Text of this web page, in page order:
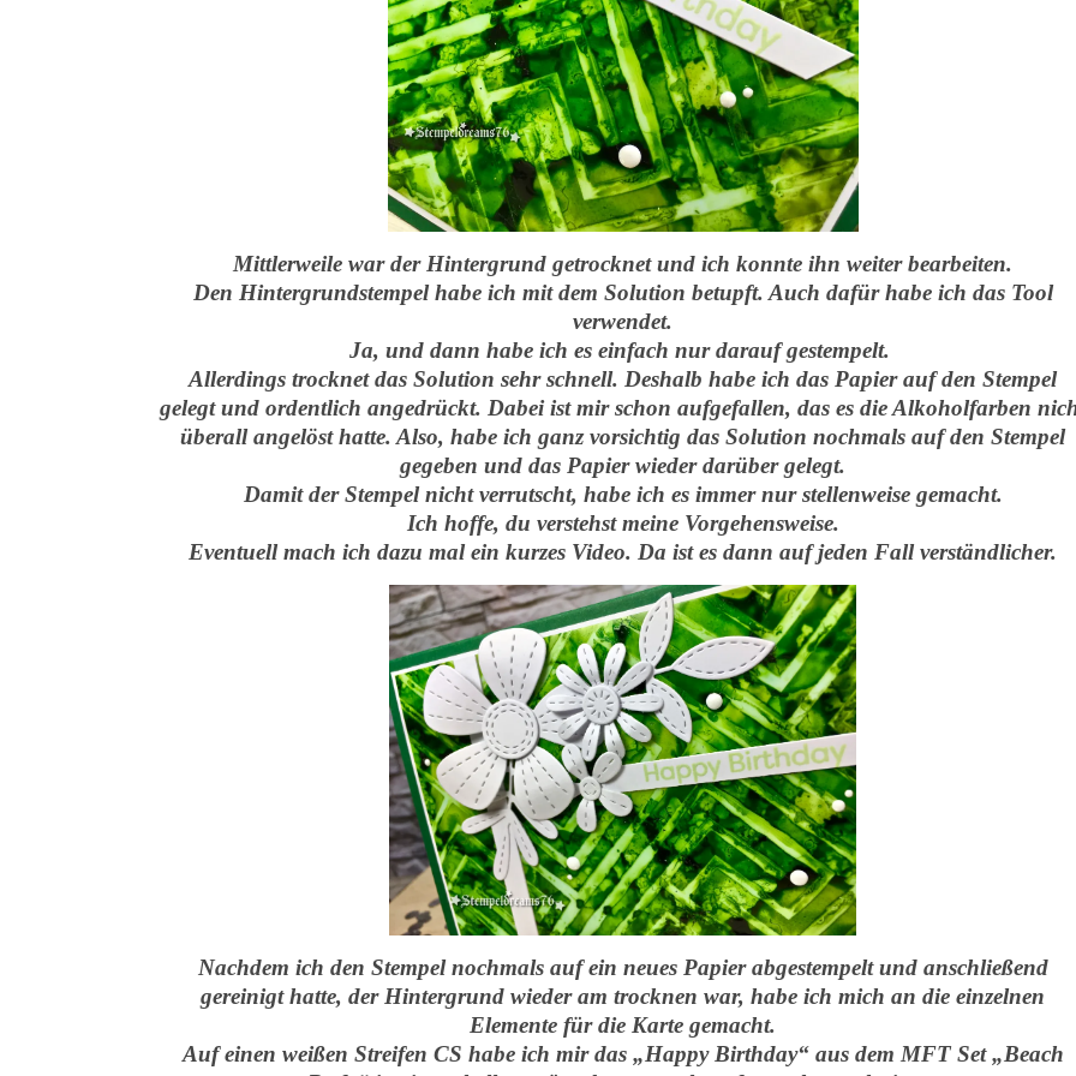
Mittlerweile war der Hintergrund getrocknet und ich konnte ihn weiter bearbeiten.
Den Hintergrundstempel habe ich mit dem Solution betupft. Auch dafür habe ich das Tool
verwendet.
Ja, und dann habe ich es einfach nur darauf gestempelt.
Allerdings trocknet das Solution sehr schnell. Deshalb habe ich das Papier auf den Stempel
gelegt und ordentlich angedrückt. Dabei ist mir schon aufgefallen, das es die Alkoholfarben
überall angelöst hatte. Also, habe ich ganz vorsichtig das Solution nochmals auf den Stempel
gegeben und das Papier wieder darüber gelegt.
Damit der Stempel nicht verrutscht, habe ich es immer nur stellenweise gemacht.
Ich hoffe, du verstehst meine Vorgehensweise.
Eventuell mach ich dazu mal ein kurzes Video. Da ist es dann auf jeden Fall verständlicher.
Nachdem ich den Stempel nochmals auf ein neues Papier abgestempelt und anschließend
gereinigt hatte, der Hintergrund wieder am trocknen war, habe ich mich an die einzelnen
Elemente für die Karte gemacht.
Auf einen weißen Streifen CS habe ich mir das „Happy Birthday“ aus dem MFT Set „Beach